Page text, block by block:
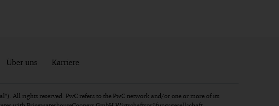
Über uns Karriere
All rights reserved. PwC refers to the PwC network and/or one or more of its